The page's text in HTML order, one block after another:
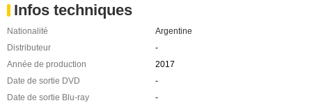
Infos techniques
Nationalité
Argentine
Distributeur
-
Année de production
2017
Date de sortie DVD
-
Date de sortie Blu-ray
-